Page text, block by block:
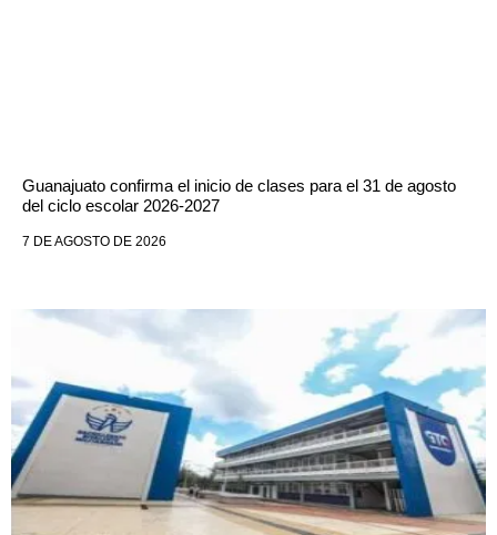
Guanajuato confirma el inicio de clases para el 31 de agosto
del ciclo escolar 2026-2027
7 DE AGOSTO DE 2026